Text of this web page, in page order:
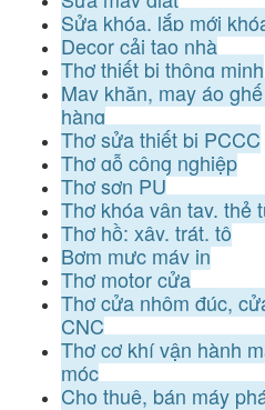
Sửa khóa, lắp mới
Decor cải tạo nhà
Thợ thiết bị thông minh
May khăn, may áo
hàng
Thợ sửa thiết bị PCCC
Thợ gỗ công nghiệp
Thợ sơn PU
Thợ khóa vân tay, thẻ
Thợ hồ: xây, trát, tô
Bơm mực máy in
Thợ motor cửa
Thợ cửa nhôm đúc,
CNC
Thợ cơ khí vận hành
móc
Cho thuê, bán máy